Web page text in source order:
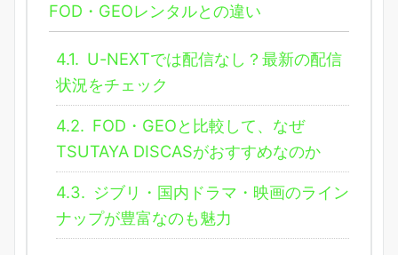
FOD・GEOレンタルとの違い
4.1. U-NEXTでは配信なし？最新の配信
状況をチェック
4.2. FOD・GEOと比較して、なぜ
TSUTAYA DISCASがおすすめなのか
4.3. ジブリ・国内ドラマ・映画のライン
ナップが豊富なのも魅力